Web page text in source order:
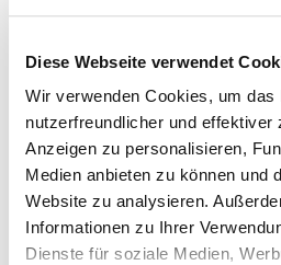
Diese Webseite verwendet
Wir verwenden Cookies, um das
nutzerfreundlicher und effektiver
Anzeigen zu personalisieren,
Medien anbieten zu können und
Website zu analysieren.
Informationen zu Ihrer
Dienste für soziale Medien,
Newsletter-Versand erfolgt
Die Angabe Ihres Namens
freiwillig und dient
Interesse persönlich
Newsletter abbestellen